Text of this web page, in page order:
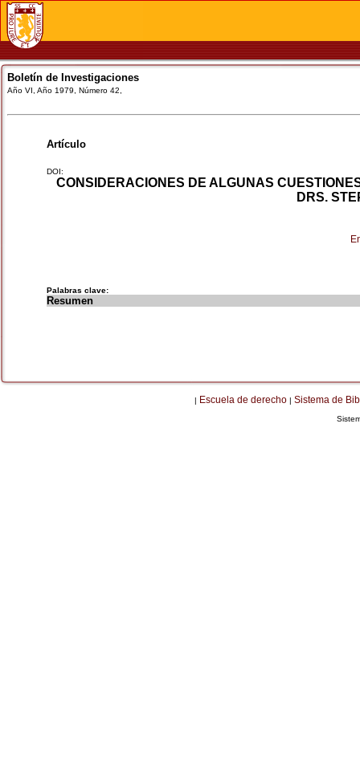
Boletín de Investigaciones
Año VI, Año 1979, Número 42,
Artículo
DOI:
CONSIDERACIONES DE ALGUNAS
DRS.
Palabras clave:
Resumen
| Escuela de derecho | Sistema de